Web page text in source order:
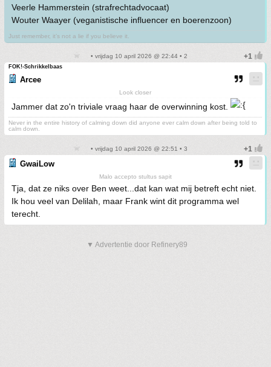
Veerle Hammerstein (strafrechtadvocaat)
Wouter Waayer (veganistische influencer en boerenzoon)
Just remember, it’s not a lie if you believe it.
• vrijdag 10 april 2026 @ 22:44 • 2
FOK!-Schrikkelbaas
Arcee
Look closer
Jammer dat zo'n triviale vraag haar de overwinning kost.
Never in the entire history of calming down did anyone ever calm down after being told to
calm down.
• vrijdag 10 april 2026 @ 22:51 • 3
GwaiLow
Malo accepto stultus sapit
Tja, dat ze niks over Ben weet...dat kan wat mij betreft echt niet.
Ik hou veel van Delilah, maar Frank wint dit programma wel
terecht.
▼ Advertentie door Refinery89